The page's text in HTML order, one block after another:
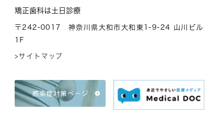
矯正歯科は土日診療
〒242-0017 神奈川県大和市大和東1-9-24 山川ビル
1F
>サイトマップ